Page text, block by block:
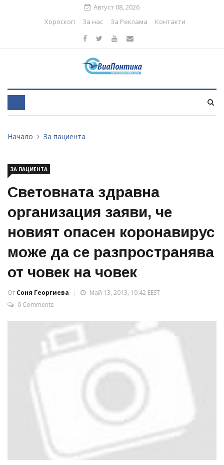
Август 08, 2026
Хороскоп
За нас За Реклама Контакти
Начало За пациента
ЗА ПАЦИЕНТА
Световната здравна
организация заяви, че
новият опасен коронавирус
може да се разпространява
от човек на човек
От Соня Георгиева
Май 13, 2013, 19:42 EEST
0 Comments